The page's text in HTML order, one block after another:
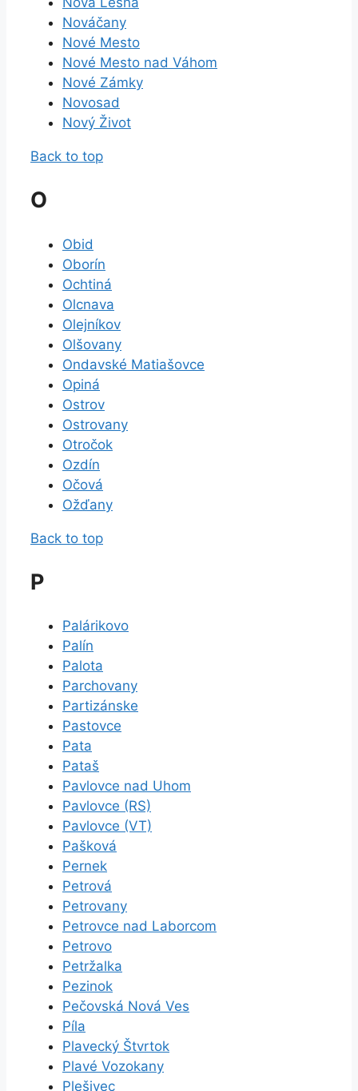
Nováčany
Nové Mesto
Nové Mesto nad Váhom
Nové Zámky
Novosad
Nový Život
Back to top
O
Obid
Oborín
Ochtiná
Olcnava
Olejníkov
Olšovany
Ondavské Matiašovce
Opiná
Ostrov
Ostrovany
Otročok
Ozdín
Očová
Ožďany
Back to top
P
Palárikovo
Palín
Palota
Parchovany
Partizánske
Pastovce
Pata
Pataš
Pavlovce nad Uhom
Pavlovce (RS)
Pavlovce (VT)
Pašková
Pernek
Petrová
Petrovany
Petrovce nad Laborcom
Petrovo
Petržalka
Pezinok
Pečovská Nová Ves
Píla
Plavecký Štvrtok
Plavé Vozokany
Plešivec